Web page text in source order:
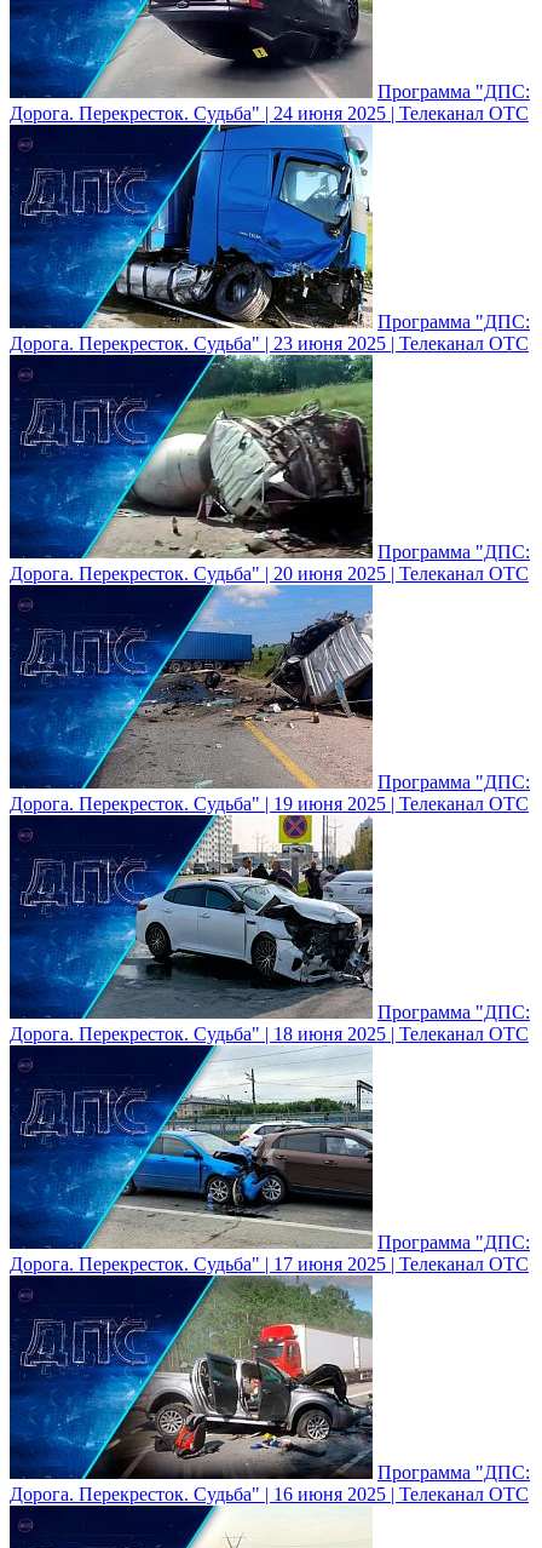
Программа "ДПС:
Дорога. Перекресток. Судьба" | 24 июня 2025 | Телеканал ОТС
Программа "ДПС:
Дорога. Перекресток. Судьба" | 23 июня 2025 | Телеканал ОТС
Программа "ДПС:
Дорога. Перекресток. Судьба" | 20 июня 2025 | Телеканал ОТС
Программа "ДПС:
Дорога. Перекресток. Судьба" | 19 июня 2025 | Телеканал ОТС
Программа "ДПС:
Дорога. Перекресток. Судьба" | 18 июня 2025 | Телеканал ОТС
Программа "ДПС:
Дорога. Перекресток. Судьба" | 17 июня 2025 | Телеканал ОТС
Программа "ДПС:
Дорога. Перекресток. Судьба" | 16 июня 2025 | Телеканал ОТС